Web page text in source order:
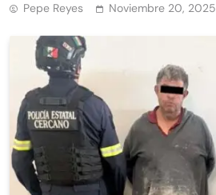
Pepe Reyes Noviembre 20, 2025